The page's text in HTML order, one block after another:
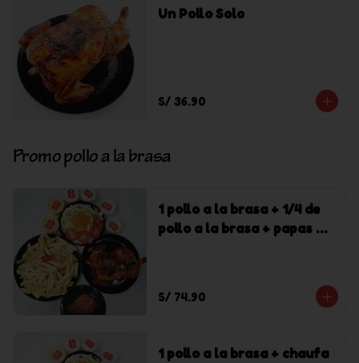
Un Pollo Solo
S/ 36.90
Promo pollo a la brasa
1 pollo a la brasa + 1/4 de
pollo a la brasa + papas +
S/ 74.90
1 pollo a la brasa + chaufa